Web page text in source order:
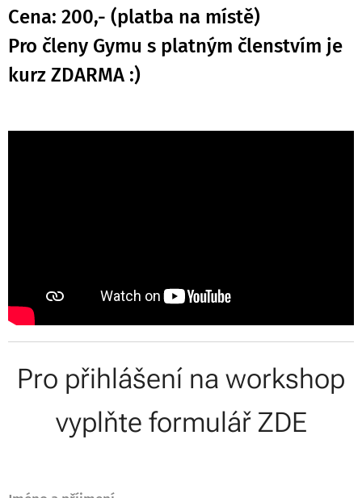
Cena: 200,- (platba na místě)
Pro členy Gymu s platným členstvím je
kurz ZDARMA :)
Pro přihlášení na workshop
vyplňte formulář ZDE